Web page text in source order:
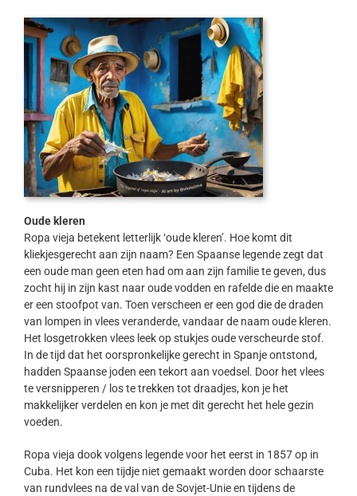
Oude kleren
Ropa vieja betekent letterlijk ‘oude kleren’. Hoe komt dit
kliekjesgerecht aan zijn naam? Een Spaanse legende zegt dat
een oude man geen eten had om aan zijn familie te geven, dus
zocht hij in zijn kast naar oude vodden en rafelde die en maakte
er een stoofpot van. Toen verscheen er een god die de draden
van lompen in vlees veranderde, vandaar de naam oude kleren.
Het losgetrokken vlees leek op stukjes oude verscheurde stof.
In de tijd dat het oorspronkelijke gerecht in Spanje ontstond,
hadden Spaanse joden een tekort aan voedsel. Door het vlees
te versnipperen / los te trekken tot draadjes, kon je het
makkelijker verdelen en kon je met dit gerecht het hele gezin
voeden.
Ropa vieja dook volgens legende voor het eerst in 1857 op in
Cuba. Het kon een tijdje niet gemaakt worden door schaarste
van rundvlees na de val van de Sovjet-Unie en tijdens de